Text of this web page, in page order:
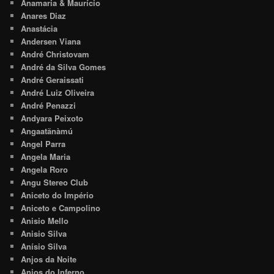
Anamaria & Maurício
Anares Diaz
Anastácia
Andersen Viana
André Christovam
André da Silva Gomes
André Geraissati
André Luiz Oliveira
André Penazzi
Andyara Peixoto
Angaatãnàmú
Angel Parra
Angela Maria
Angela Roro
Angu Stereo Club
Aniceto do Império
Aniceto e Campolino
Anisio Mello
Anisio Silva
Anísio Silva
Anjos da Noite